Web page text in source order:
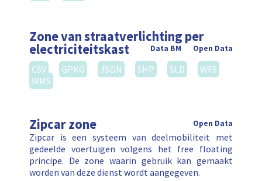
Zone van straatverlichting per
electriciteitskast Open Data
Data BM
CSV GPKG JSON SHP SLD
WFS
WMS
Zipcar zone Open Data
Zipcar is een systeem van deelmobiliteit met
gedeelde voertuigen volgens het free floating
principe. De zone waarin gebruik kan gemaakt
worden van deze dienst wordt aangegeven.